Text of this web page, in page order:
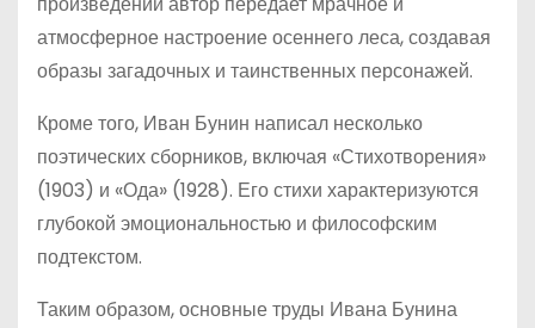
атмосферное настроение осеннего леса, создавая
образы загадочных и таинственных персонажей.
Кроме того, Иван Бунин написал несколько
поэтических сборников, включая «Стихотворения»
(1903) и «Ода» (1928). Его стихи характеризуются
глубокой эмоциональностью и философским
подтекстом.
Таким образом, основные труды Ивана Бунина